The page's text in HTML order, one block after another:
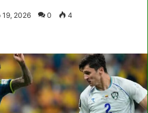
19, 2026 0 4